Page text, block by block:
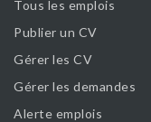
Tous les emplois
Publier un CV
Gérer les CV
Gérer les demandes
Alerte emplois